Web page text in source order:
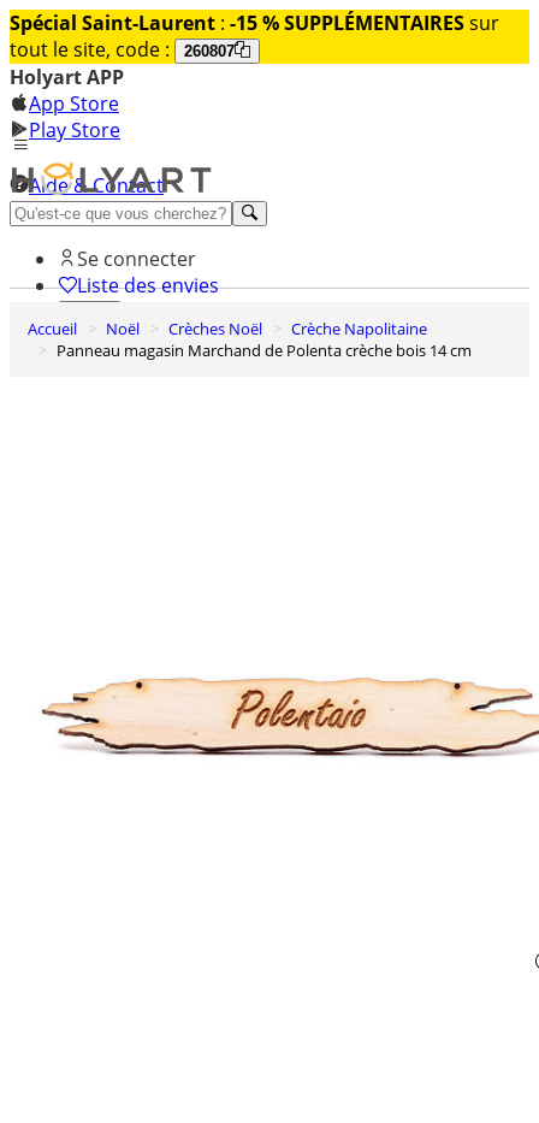
Spécial Saint-Laurent : -15 % SUPPLÉMENTAIRESsur
tout le site, code :
260807
Holyart APP
App Store
Play Store
Aide & Contact
Découvrez Premium
Se connecter
Liste des envies
0
Panier
Accueil Noël Crèches Noël
Crèche Napolitaine
Panneau magasin Marchand de Polenta crèche bois 14 cm